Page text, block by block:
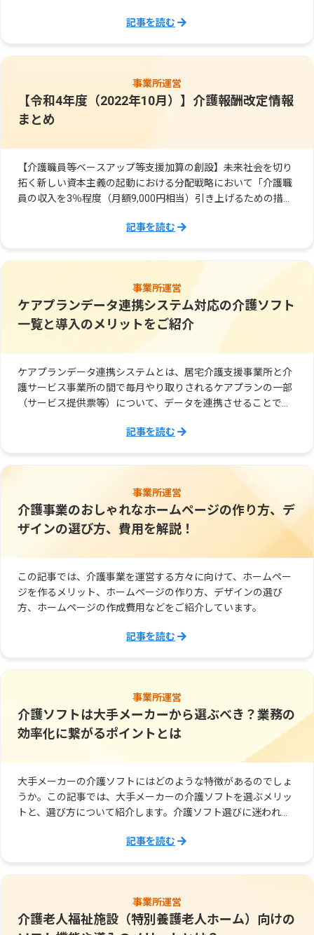
記事を読む
事業所運営
【令和4年度（2022年10月）】介護報酬改定情報
まとめ
【介護職員等ベースアップ等支援加算の創設】未来社会を切り
拓く新しい資本主義の起動における分配戦略において「介護職
員の収入を3％程度（月額9,000円相当）引き上げるための措置
記事を読む
事業所運営
ケアプランデータ連携システム対応の介護ソフト
一覧と導入のメリットをご紹介
ケアプランデータ連携システムとは、居宅介護支援事業所と介
護サービス事業所の間で毎月やり取りされるケアプランの一部
（サービス提供票等）について、データを連携させることで、
記事を読む
事業所運営
介護事業のおしゃれなホームページの作り方、デ
ザインの選び方、費用を解説！
この記事では、介護事業を運営する方々に向けて、ホームペー
ジを作るメリット、ホームページの作り方、デザインの選び
方、ホームページの作成費用などをご紹介しています。
記事を読む
事業所運営
介護ソフトは大手メーカーから選ぶべき？業務の
効率化に繋がるポイントとは
大手メーカーの介護ソフトにはどのような特徴があるのでしょ
うか。この記事では、大手メーカーの介護ソフトを選ぶメリッ
トと、選び方について紹介します。介護ソフト選びに迷われて
記事を読む
事業所運営
介護老人福祉施設（特別養護老人ホーム）向けの